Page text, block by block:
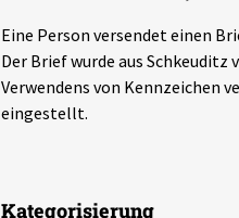
Eine Person versendet einen
Der Brief wurde aus
Verwendens von Kennzeichen
eingestellt.
Kategorisierung